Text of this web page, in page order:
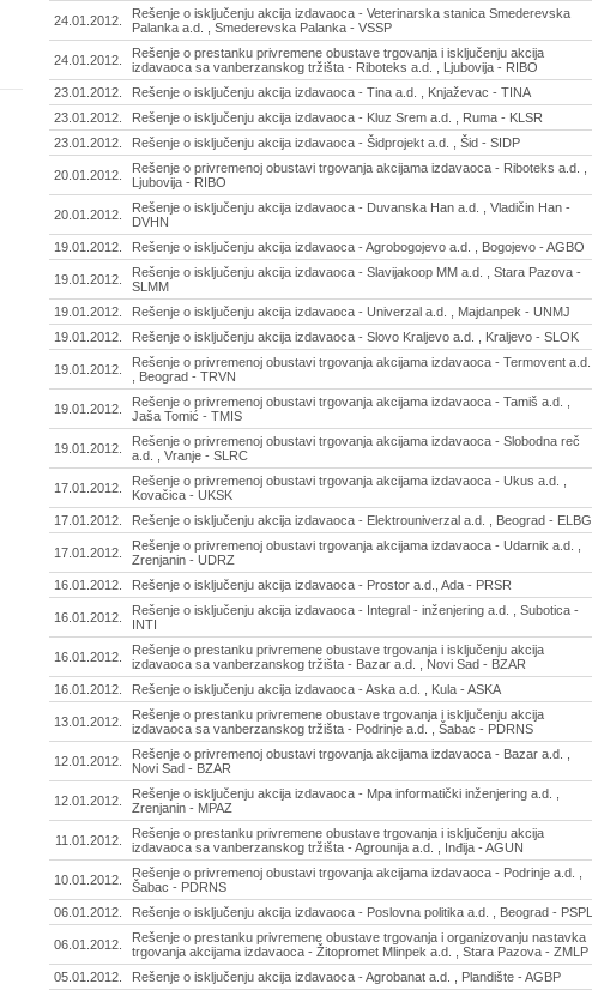
24.01.2012.
Rešenje o isključenju akcija izdavaoca - Veterinarska stanica Smederevska
Palanka a.d. , Smederevska Palanka - VSSP
24.01.2012.
Rešenje o prestanku privremene obustave trgovanja i isključenju akcija
izdavaoca sa vanberzanskog tržišta - Riboteks a.d. , Ljubovija - RIBO
23.01.2012. Rešenje o isključenju akcija izdavaoca - Tina a.d. , Knjaževac - TINA
23.01.2012.
Rešenje o isključenju akcija izdavaoca - Kluz Srem a.d. , Ruma - KLSR
23.01.2012.
Rešenje o isključenju akcija izdavaoca - Šidprojekt a.d. , Šid - SIDP
20.01.2012.
Rešenje o privremenoj obustavi trgovanja akcijama izdavaoca - Riboteks a.d. ,
Ljubovija - RIBO
20.01.2012.
Rešenje o isključenju akcija izdavaoca - Duvanska Han a.d. , Vladičin Han -
DVHN
19.01.2012. Rešenje o isključenju akcija izdavaoca - Agrobogojevo a.d. , Bogojevo - AGBO
19.01.2012.
Rešenje o isključenju akcija izdavaoca - Slavijakoop MM a.d. , Stara Pazova -
SLMM
19.01.2012. Rešenje o isključenju akcija izdavaoca - Univerzal a.d. , Majdanpek - UNMJ
19.01.2012.
Rešenje o isključenju akcija izdavaoca - Slovo Kraljevo a.d. , Kraljevo - SLOK
19.01.2012.
Rešenje o privremenoj obustavi trgovanja akcijama izdavaoca - Termovent a.d.
, Beograd - TRVN
19.01.2012.
Rešenje o privremenoj obustavi trgovanja akcijama izdavaoca - Tamiš a.d. ,
Jaša Tomić - TMIS
19.01.2012.
Rešenje o privremenoj obustavi trgovanja akcijama izdavaoca - Slobodna reč
a.d. , Vranje - SLRC
17.01.2012.
Rešenje o privremenoj obustavi trgovanja akcijama izdavaoca - Ukus a.d. ,
Kovačica - UKSK
17.01.2012. Rešenje o isključenju akcija izdavaoca - Elektrouniverzal a.d. , Beograd - ELBG
17.01.2012.
Rešenje o privremenoj obustavi trgovanja akcijama izdavaoca - Udarnik a.d. ,
Zrenjanin - UDRZ
16.01.2012. Rešenje o isključenju akcija izdavaoca - Prostor a.d., Ada - PRSR
16.01.2012.
Rešenje o isključenju akcija izdavaoca - Integral - inženjering a.d. , Subotica -
INTI
16.01.2012.
Rešenje o prestanku privremene obustave trgovanja i isključenju akcija
izdavaoca sa vanberzanskog tržišta - Bazar a.d. , Novi Sad - BZAR
16.01.2012. Rešenje o isključenju akcija izdavaoca - Aska a.d. , Kula - ASKA
13.01.2012.
Rešenje o prestanku privremene obustave trgovanja i isključenju akcija
izdavaoca sa vanberzanskog tržišta - Podrinje a.d. , Šabac - PDRNS
12.01.2012.
Rešenje o privremenoj obustavi trgovanja akcijama izdavaoca - Bazar a.d. ,
Novi Sad - BZAR
12.01.2012.
Rešenje o isključenju akcija izdavaoca - Mpa informatički inženjering a.d. ,
Zrenjanin - MPAZ
11.01.2012.
Rešenje o prestanku privremene obustave trgovanja i isključenju akcija
izdavaoca sa vanberzanskog tržišta - Agrounija a.d. , Inđija - AGUN
10.01.2012.
Rešenje o privremenoj obustavi trgovanja akcijama izdavaoca - Podrinje a.d. ,
Šabac - PDRNS
06.01.2012. Rešenje o isključenju akcija izdavaoca - Poslovna politika a.d. , Beograd - PSPL
06.01.2012.
Rešenje o prestanku privremene obustave trgovanja i organizovanju nastavka
trgovanja akcijama izdavaoca - Žitopromet Mlinpek a.d. , Stara Pazova - ZMLP
05.01.2012. Rešenje o isključenju akcija izdavaoca - Agrobanat a.d. , Plandište - AGBP